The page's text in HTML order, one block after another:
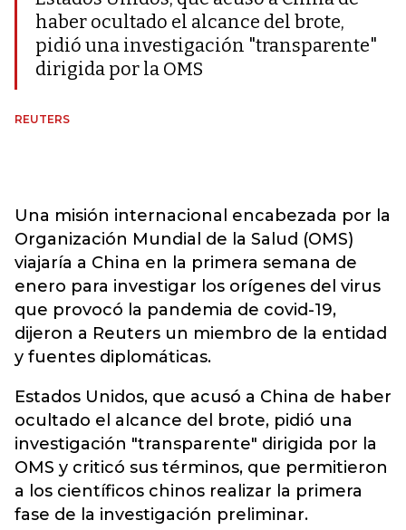
haber ocultado el alcance del brote,
pidió una investigación "transparente"
dirigida por la OMS
REUTERS
Una misión internacional encabezada por la
Organización Mundial de la Salud (OMS)
viajaría a China en la primera semana de
enero para investigar los orígenes del virus
que provocó la pandemia de covid-19,
dijeron a Reuters un miembro de la entidad
y fuentes diplomáticas.
Estados Unidos, que acusó a China de haber
ocultado el alcance del brote, pidió una
investigación "transparente" dirigida por la
OMS y criticó sus términos, que permitieron
a los científicos chinos realizar la primera
fase de la investigación preliminar.